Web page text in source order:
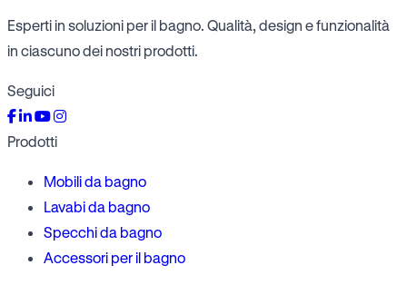
Esperti in soluzioni per il bagno. Qualità, design e funzionalità
in ciascuno dei nostri prodotti.
Seguici
Prodotti
Mobili da bagno
Lavabi da bagno
Specchi da bagno
Accessori per il bagno